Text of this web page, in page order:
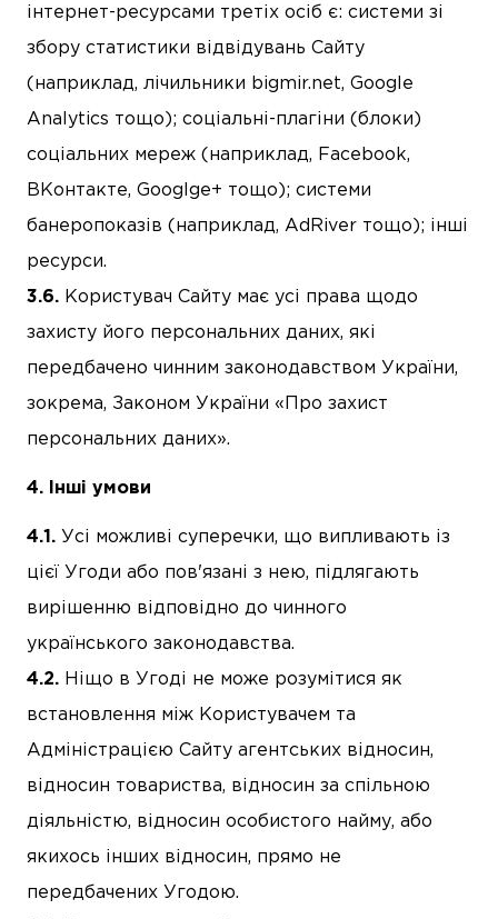
інтернет-ресурсами третіх осіб є: системи зі
збору статистики відвідувань Сайту
(наприклад, лічильники bigmir.net, Google
Analytics тощо); соціальні-плагіни (блоки)
соціальних мереж (наприклад, Facebook,
ВКонтакте, Googlge+ тощо); системи
банеропоказів (наприклад, AdRiver тощо); інші
ресурси.
Користувач Сайту має усі права щодо
захисту його персональних даних, які
передбачено чинним законодавством України,
зокрема, Законом України «Про захист
персональних даних».
Інші умови
Усі можливі суперечки, що випливають із
цієї Угоди або пов'язані з нею, підлягають
вирішенню відповідно до чинного
українського законодавства.
Ніщо в Угоді не може розумітися як
встановлення між Користувачем та
Адміністрацією Сайту агентських відносин,
відносин товариства, відносин за спільною
діяльністю, відносин особистого найму, або
якихось інших відносин, прямо не
передбачених Угодою.